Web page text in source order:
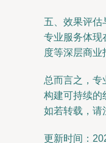
五、效果评估
专业服务体现
度等深层商业
总而言之，专
构建可持续的
如若转载，请
更新时间：